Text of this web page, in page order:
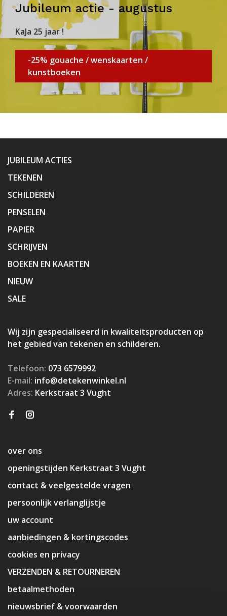
Jubileum actie - augustus
KaJa 25 jaar !
-25% gouache / wenskaarten /
kunstboeken
JUBILEUM ACTIES
TEKENEN
SCHILDEREN
PENSELEN
PAPIER
SCHRIJVEN
BOEKEN EN KAARTEN
NIEUW
SALE
Wij zijn gespecialiseerd in kwaliteitsproducten op
het gebied van tekenen en schilderen.
Telefoon: 073 6579992
E-mail: info@detekenwinkel.nl
Adres: Kerkstraat 3 Vught
over ons
openingstijden Kerkstraat 3 Vught
contact & veelgestelde vragen
persoonlijk verlanglijstje
uw account
aanbiedingen & kortingscodes
cookies en privacy
VERZENDEN & RETOURNEREN
betaalmethoden
nieuwsbrief & voorwaarden